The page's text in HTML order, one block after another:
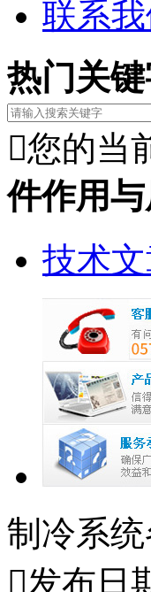
联系我
热门关
您的当
件作用
技术
制冷系
发布日